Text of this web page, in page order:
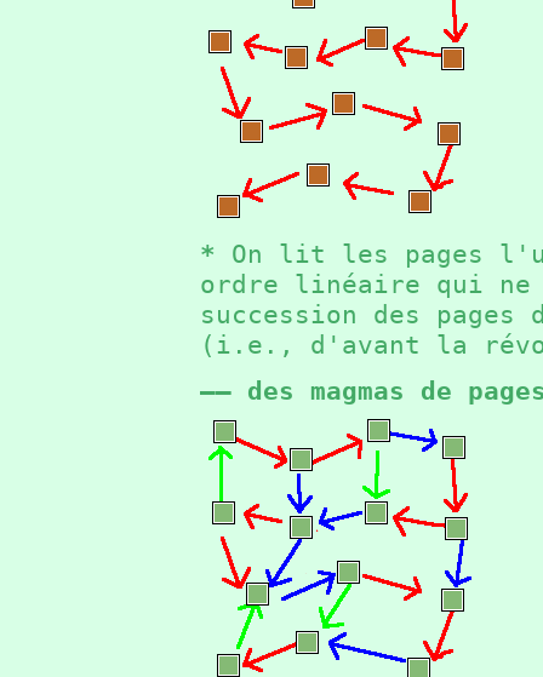
* On lit les pages
ordre linéaire qui
succession des
(i.e., d'avant la
—— des magmas de